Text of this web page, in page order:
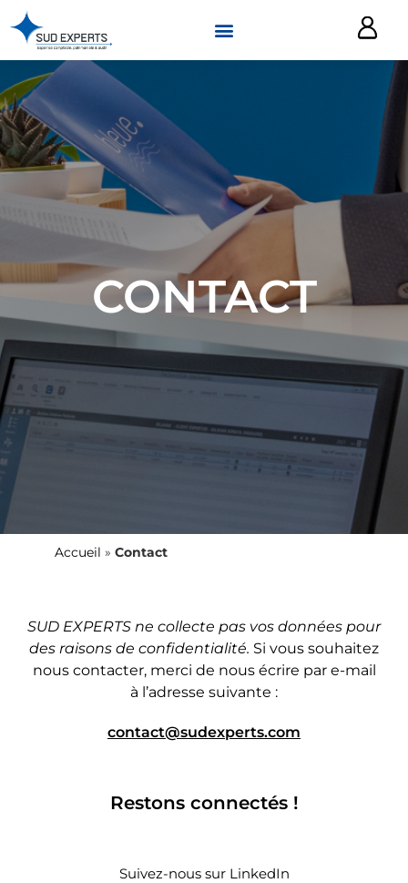
CONTACT
Accueil » Contact
SUD EXPERTS ne collecte pas vos données pour
des raisons de confidentialité. Si vous souhaitez
nous contacter, merci de nous écrire par e-mail
à l’adresse suivante :
contact@sudexperts.com
Restons connectés !
Suivez-nous sur LinkedIn